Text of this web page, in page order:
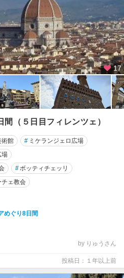
17
（５日目フィレンツェ）
術館 # ミケランジェロ広場
場
#ボッティチェッリ
チェ教会
めぐり8日間
by りゅうさん
投稿日：１年以上前